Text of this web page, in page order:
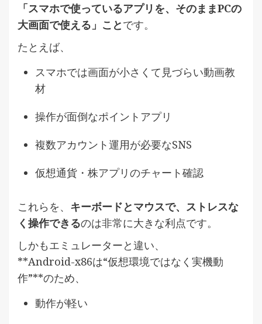
「スマホで使っているアプリを、そのままPCの
大画面で使える」ことです。
たとえば、
スマホでは画面が小さくて見づらい動画教
材
操作が面倒なポイントアプリ
複数アカウント運用が必要なSNS
仮想通貨・株アプリのチャート確認
これらを、 キーボードとマウスで、ストレスな
く操作できるのは非常に大きな利点です。
しかもエミュレーターと違い、
**Android-x86は“仮想環境ではなく実機動
作”**のため、
動作が軽い